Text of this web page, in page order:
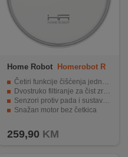
Home Robot
Homerobot R
V400 White
Četiri funkcije čišćenja jednim uređajem
Dvostruko filtiranje za čist zrak
Senzori protiv pada i sustav senzora
Snažan motor bez četkica
259,90 KM